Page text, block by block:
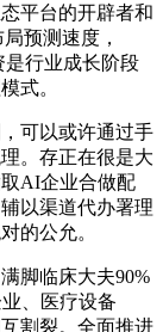
平台的开辟者和
预测速度，
是行业成长阶段
式。
可以或许通过手
。存正在很是大
AI企业合做配
以渠道代办署理
的公允。
脚临床大夫90%
、医疗设备
割裂。全面推进